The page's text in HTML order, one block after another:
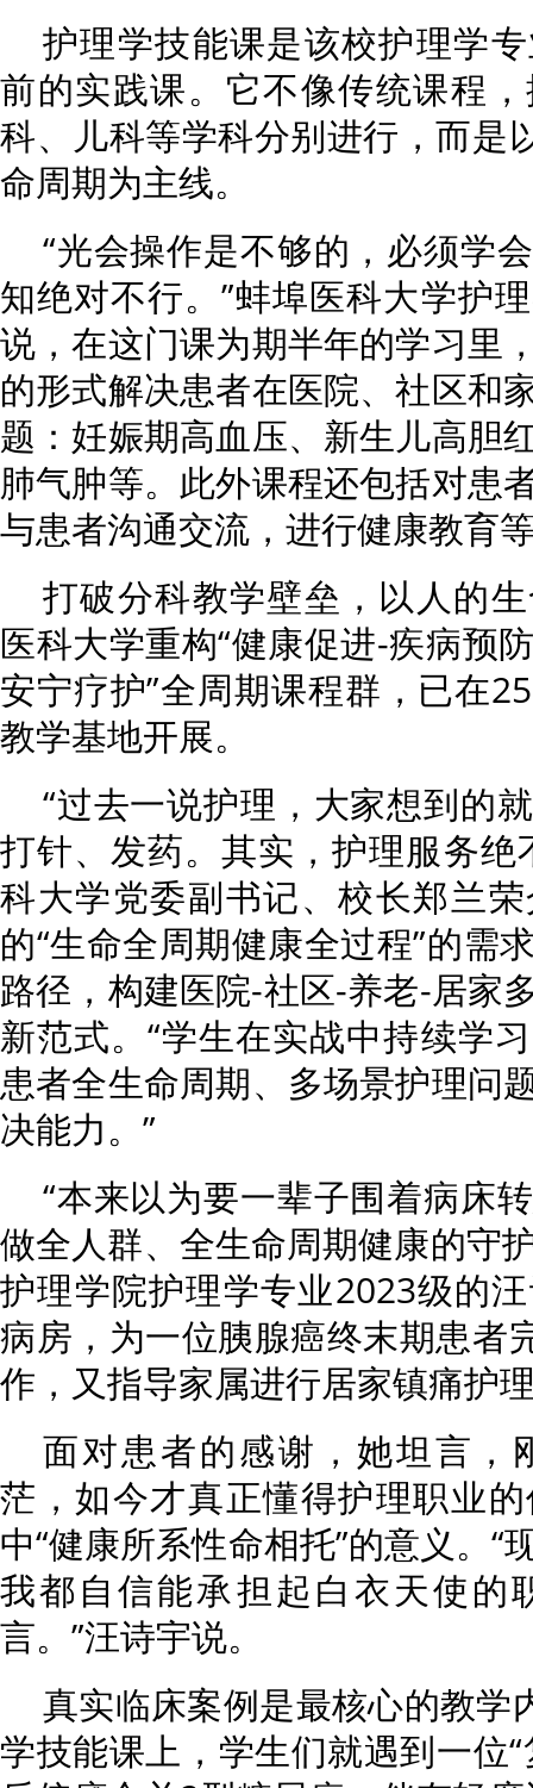
护理学技能课是该校护理学
前的实践课。它不像传统课程
科、儿科等学科分别进行，而是
命周期为主线。
“光会操作是不够的，必须学
知绝对不行。”蚌埠医科大学护
说，在这门课为期半年的学习里
的形式解决患者在医院、社区和
题：妊娠期高血压、新生儿高胆
肺气肿等。此外课程还包括对患
与患者沟通交流，进行健康教育
打破分科教学壁垒，以人的
医科大学重构“健康促进-疾病预
安宁疗护”全周期课程群，已在
教学基地开展。
“过去一说护理，大家想到的
打针、发药。其实，护理服务绝
科大学党委副书记、校长郑兰
的“生命全周期健康全过程”的需
路径，构建医院-社区-养老-居家
新范式。“学生在实战中持续学
患者全生命周期、多场景护理问
决能力。”
“本来以为要一辈子围着病床
做全人群、全生命周期健康的守
护理学院护理学专业2023级的
病房，为一位胰腺癌终末期患者
作，又指导家属进行居家镇痛护
面对患者的感谢，她坦言，
茫，如今才真正懂得护理职业
中“健康所系性命相托”的意义。“
我都自信能承担起白衣天使的
言。”汪诗宇说。
真实临床案例是最核心的教学
学技能课上，学生们就遇到一